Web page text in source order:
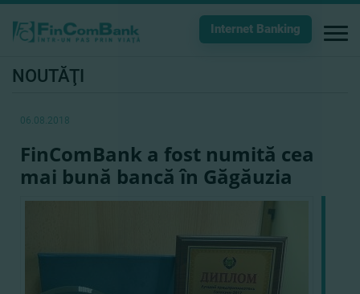
Internet Banking
NOUTĂŢI
06.08.2018
FinComBank a fost numită cea
mai bună bancă în Găgăuzia